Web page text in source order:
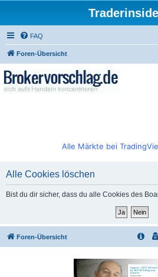
FAQ
Foren-Übersicht
Alle Märkte bei
Alle Cookies löschen
Bist du dir sicher, dass du alle Cookies des
Foren-Übersicht